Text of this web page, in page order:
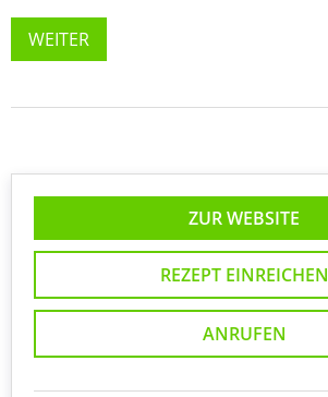
WEITER
ZUR WEBSITE
REZEPT EINREICHEN
ANRUFEN